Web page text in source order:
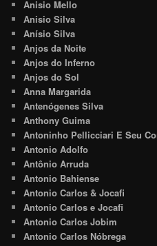
Anisio Mello
Anisio Silva
Anísio Silva
Anjos da Noite
Anjos do Inferno
Anjos do Sol
Anna Margarida
Antenógenes Silva
Anthony Guima
Antoninho Pellicciari E Seu
Antonio Adolfo
Antônio Arruda
Antonio Bahiense
Antonio Carlos & Jocafi
Antonio Carlos e Jocafi
Antonio Carlos Jobim
Antonio Carlos Nóbrega